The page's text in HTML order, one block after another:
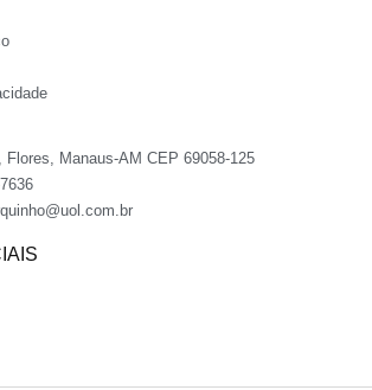
Flores, Manaus-AM CEP 69058-125